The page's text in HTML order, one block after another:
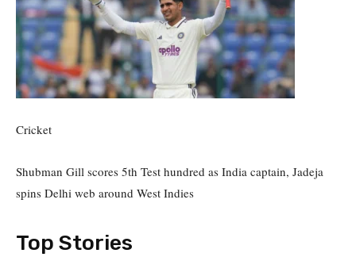
Cricket
Shubman Gill scores 5th Test hundred as India captain, Jadeja
spins Delhi web around West Indies
Top Stories